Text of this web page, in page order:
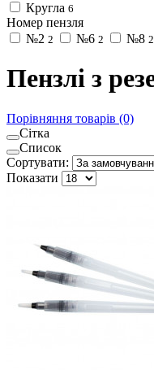
Кругла 6
Номер пензля
№2 2 №6 2 №8 2
Пензлі з
Порівняння товарів (0)
Сітка
Список
Сортувати:
Показати